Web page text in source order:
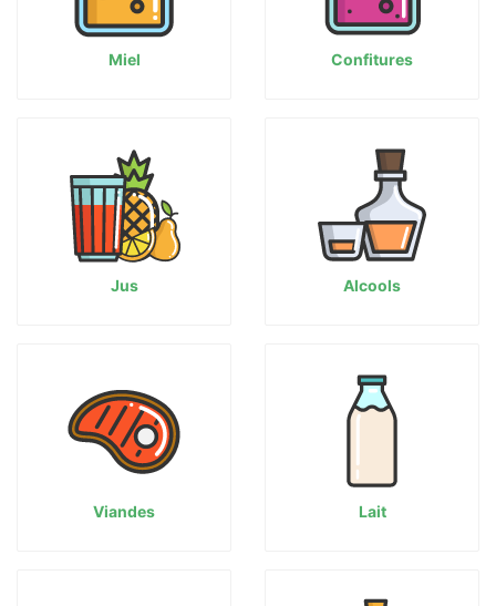
Miel Confitures
Jus Alcools
Viandes Lait